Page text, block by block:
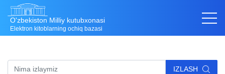
O'zbekiston Milliy kutubxonasi
Elektron kitoblarning ochiq bazasi
IZLASH